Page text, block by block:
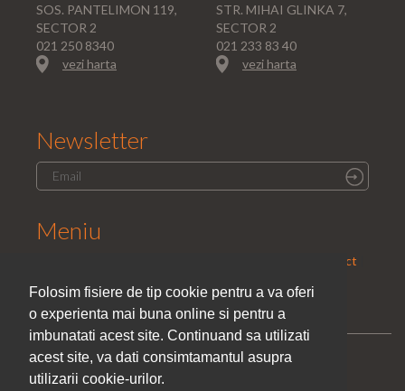
Folosim fisiere de tip cookie pentru a va oferi
o experienta mai buna online si pentru a
imbunatati acest site. Continuand sa utilizati
acest site, va dati consimtamantul asupra
utilizarii cookie-urilor.
SOS. PANTELIMON 119,
SECTOR 2
021 250 8340
vezi harta
STR. MIHAI GLINKA 7,
SECTOR 2
021 233 83 40
vezi harta
Newsletter
Meniu
Contact